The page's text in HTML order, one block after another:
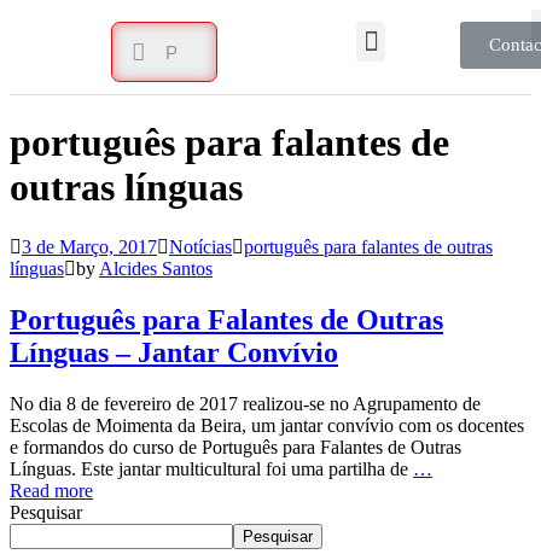
português para falantes de
outras línguas
3 de Março, 2017 Notícias português para falantes de outras
línguas by Alcides Santos
Português para Falantes de Outras
Línguas – Jantar Convívio
No dia 8 de fevereiro de 2017 realizou-se no Agrupamento de
Escolas de Moimenta da Beira, um jantar convívio com os docentes
e formandos do curso de Português para Falantes de Outras
Línguas. Este jantar multicultural foi uma partilha de …
Read more
Pesquisar
Pesquisar